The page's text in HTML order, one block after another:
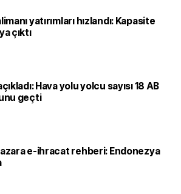
yatırımları hızlandı: Kapasite
çıktı
Hava yolu yolcu sayısı 18 AB
geçti
e-ihracat rehberi: Endonezya